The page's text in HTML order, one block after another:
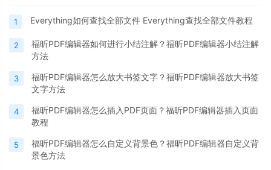
1 Everything如何查找全部文件 Everything查找全部文件教程
2
福昕PDF编辑器如何进行小结注解？福昕PDF编辑器小结注解
方法
3
福昕PDF编辑器怎么放大书签文字？福昕PDF编辑器放大书签
文字方法
4
福昕PDF编辑器怎么插入PDF页面？福昕PDF编辑器插入页面
教程
5
福昕PDF编辑器怎么自定义背景色？福昕PDF编辑器自定义背
景色方法